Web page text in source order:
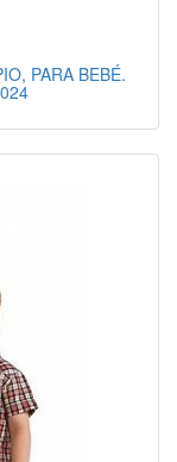
PARA BEBÉ.